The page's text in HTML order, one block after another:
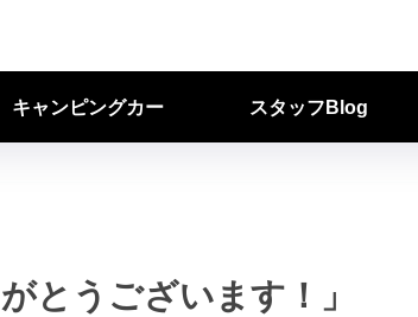
キャンピングカー スタッフBlog
とうございます！」